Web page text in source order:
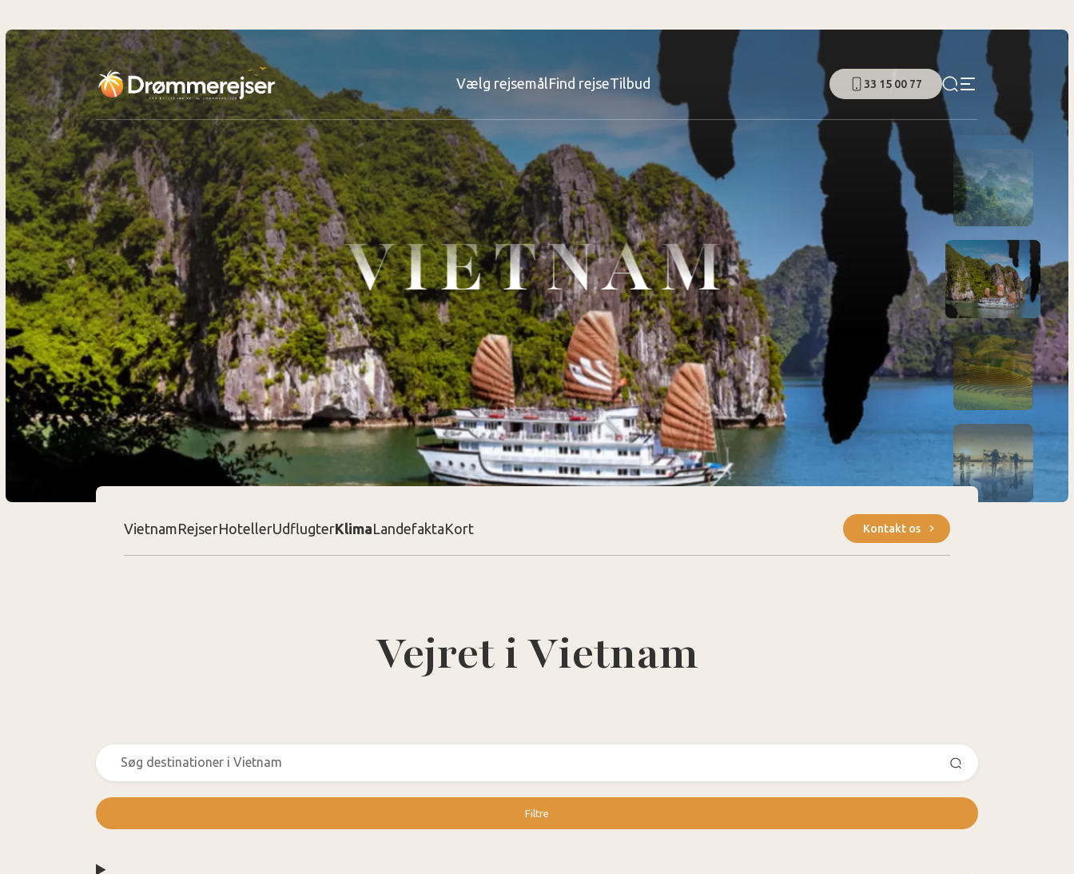
Vælg rejsemålFind rejseTilbud 33 15 00 77
VIETNAM
VietnamRejserHotellerUdflugterKlimaLandefaktaKort Kontakt os
Vejret i Vietnam
Filtre